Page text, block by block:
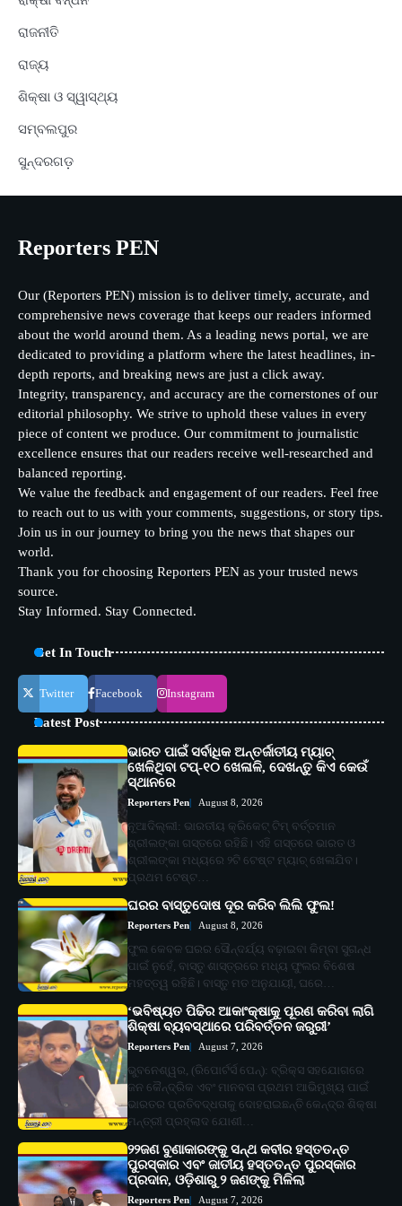
ରାଜନୀତି
ରାଜ୍ୟ
ଶିକ୍ଷା ଓ ସ୍ୱାସ୍ଥ୍ୟ
ସମ୍ବଲପୁର
ସୁନ୍ଦରଗଡ଼
Reporters PEN
Our (Reporters PEN) mission is to deliver timely, accurate, and
comprehensive news coverage that keeps our readers informed
about the world around them. As a leading news portal, we are
dedicated to providing a platform where the latest headlines, in-
depth reports, and breaking news are just a click away.
Integrity, transparency, and accuracy are the cornerstones of our
editorial philosophy. We strive to uphold these values in every
piece of content we produce. Our commitment to journalistic
excellence ensures that our readers receive well-researched and
balanced reporting.
We value the feedback and engagement of our readers. Feel free
to reach out to us with your comments, suggestions, or story tips.
Join us in our journey to bring you the news that shapes our
world.
Thank you for choosing Reporters PEN as your trusted news
source.
Stay Informed. Stay Connected.
Get In Touch
Twitter Facebook Instagram
Latest Post
ଭାରତ ପାଇଁ ସର୍ବାଧିକ ଅନ୍ତର୍ଜାତୀୟ ମ୍ୟାଚ୍
ଖେଳିଥିବା ଟପ୍-୧୦ ଖେଳାଳି, ଦେଖନ୍ତୁ କିଏ କେଉଁ
ସ୍ଥାନରେ
Reporters Pen August 8, 2026
ନୂଆଦିଲ୍ଲୀ: ଭାରତୀୟ କ୍ରିକେଟ୍ ଟିମ୍ ବର୍ତ୍ତମାନ
ଶ୍ରୀଲଙ୍କା ଗସ୍ତରେ ରହିଛି। ଏହି ଗସ୍ତରେ ଭାରତ ଓ
ଶ୍ରୀଲଙ୍କା ମଧ୍ୟରେ ୨ଟି ଟେଷ୍ଟ ମ୍ୟାଚ୍ ଖେଳାଯିବ।
ପ୍ରଥମ ଟେଷ୍ଟ…
ଘରର ବାସ୍ତୁଦୋଷ ଦୂର କରିବ ଲିଲି ଫୁଲ!
Reporters Pen August 8, 2026
ଫୁଲ କେବଳ ଘରର ସୌନ୍ଦର୍ଯ୍ୟ ବଢ଼ାଇବା କିମ୍ବା ସୁଗନ୍ଧ
ପାଇଁ ନୁହେଁ, ବାସ୍ତୁ ଶାସ୍ତ୍ରରେ ମଧ୍ୟ ଫୁଲର ବିଶେଷ
ମହତ୍ତ୍ୱ ରହିଛି। ବାସ୍ତୁ ମତ ଅନୁଯାୟୀ, ଘରେ…
‘ଭବିଷ୍ୟତ ପିଢିର ଆକାଂକ୍ଷାକୁ ପୂରଣ କରିବା ଲାଗି
ଶିକ୍ଷା ବ୍ୟବସ୍ଥାରେ ପରିବର୍ତ୍ତନ ଜରୁରୀ’
Reporters Pen August 7, 2026
ଭୁବନେଶ୍ୱର, (ରିପୋର୍ଟର୍ସ ପେନ୍‌): ବ୍ରିକ୍ସ ସହଯୋଗରେ
ଜନ କୈନ୍ଦ୍ରିକ ଏବଂ ମାନବତା ପ୍ରଥମ ଆଭିମୁଖ୍ୟ ପାଇଁ
ଭାରତର ପ୍ରତିବଦ୍ଧତାକୁ ଦୋହରାଇଛନ୍ତି କେନ୍ଦ୍ର ଶିକ୍ଷା
ମନ୍ତ୍ରୀ ପ୍ରହ୍ଲାଦ ଯୋଶୀ…
୨୨ଜଣ ବୁଣାକାରଙ୍କୁ ସନ୍ଥ କବୀର ହସ୍ତତନ୍ତ
ପୁରସ୍କାର ଏବଂ ଜାତୀୟ ହସ୍ତତନ୍ତ ପୁରସ୍କାର
ପ୍ରଦାନ, ଓଡ଼ିଶାରୁ ୨ ଜଣଙ୍କୁ ମିଳିଲା
Reporters Pen August 7, 2026